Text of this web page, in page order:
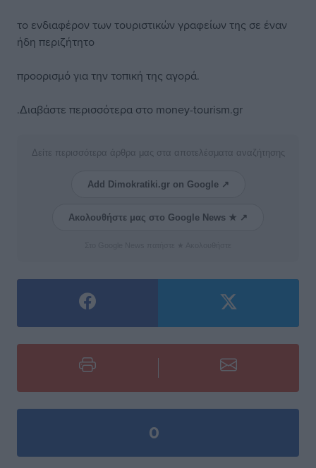
το ενδιαφέρον των τουριστικών γραφείων της σε έναν
ήδη περιζήτητο
προορισμό για την τοπική της αγορά.
.Διαβάστε περισσότερα στο money-tourism.gr
Δείτε περισσότερα άρθρα μας στα αποτελέσματα αναζήτησης
Add Dimokratiki.gr on Google ↗
Ακολουθήστε μας στο Google News ★ ↗
0